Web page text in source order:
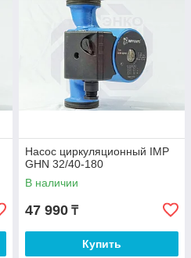
Насос циркуляционный IMP
GHN 32/40-180
В наличии
47 990 ₸
Купить